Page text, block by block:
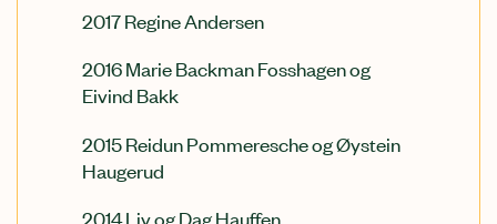
2017 Regine Andersen
2016 Marie Backman Fosshagen og
Eivind Bakk
2015 Reidun Pommeresche og Øystein
Haugerud
2014 Liv og Dag Hauffen